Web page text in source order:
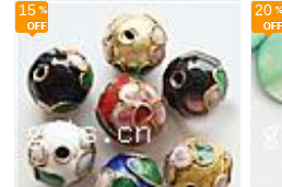
15 20